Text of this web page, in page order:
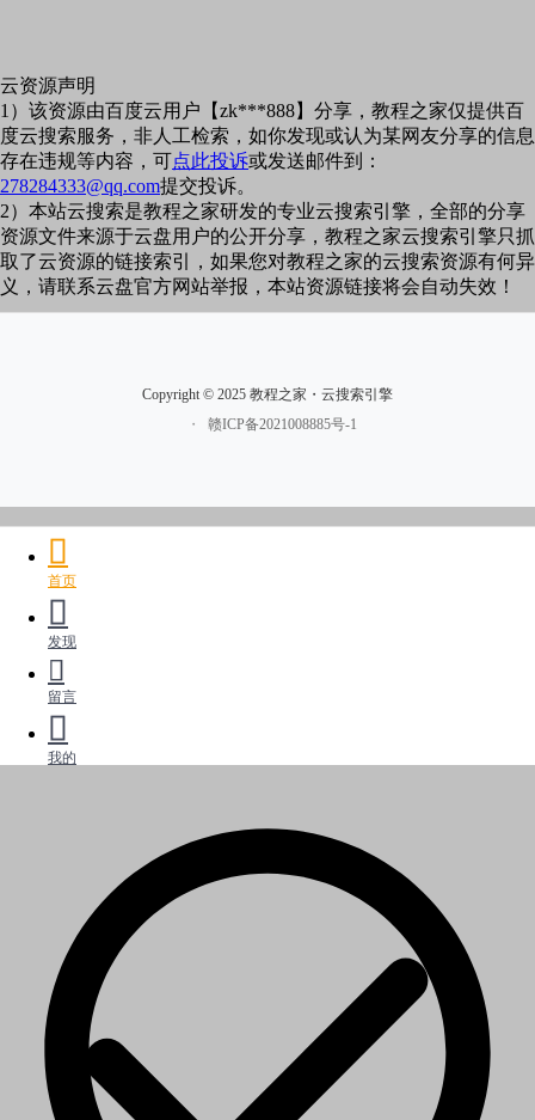
云资源声明
1）该资源由百度云用户【zk***888】分享，教程之家仅提供百
度云搜索服务，非人工检索，如你发现或认为某网友分享的信息
存在违规等内容，可点此投诉或发送邮件到：
278284333@qq.com提交投诉。
2）本站云搜索是教程之家研发的专业云搜索引擎，全部的分享
资源文件来源于云盘用户的公开分享，教程之家云搜索引擎只抓
取了云资源的链接索引，如果您对教程之家的云搜索资源有何异
义，请联系云盘官方网站举报，本站资源链接将会自动失效！
Copyright © 2025 教程之家・云搜索引擎
・
赣ICP备2021008885号-1
首页
发现
留言
我的